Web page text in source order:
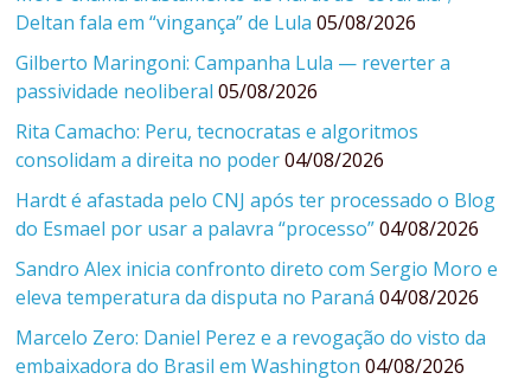
Deltan fala em “vingança” de Lula 05/08/2026
Gilberto Maringoni: Campanha Lula — reverter a
passividade neoliberal 05/08/2026
Rita Camacho: Peru, tecnocratas e algoritmos
consolidam a direita no poder 04/08/2026
Hardt é afastada pelo CNJ após ter processado o Blog
do Esmael por usar a palavra “processo” 04/08/2026
Sandro Alex inicia confronto direto com Sergio Moro e
eleva temperatura da disputa no Paraná 04/08/2026
Marcelo Zero: Daniel Perez e a revogação do visto da
embaixadora do Brasil em Washington 04/08/2026